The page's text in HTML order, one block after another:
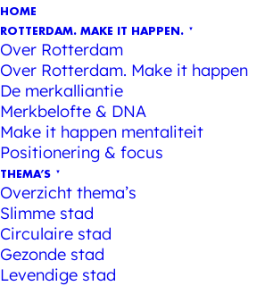
HOME
ROTTERDAM. MAKE IT HAPPEN.
Over Rotterdam
Over Rotterdam. Make it happen
De merkalliantie
Merkbelofte & DNA
Make it happen mentaliteit
Positionering & focus
THEMA’S
Overzicht thema’s
Slimme stad
Circulaire stad
Gezonde stad
Levendige stad